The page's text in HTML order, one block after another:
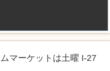
マーケットは土曜 I-27